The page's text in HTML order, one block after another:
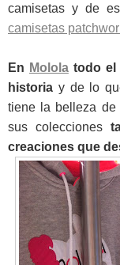
camisetas y de
camisetas
En Mololatodo el
historia y de lo
tiene la belleza de
sus colecciones
creaciones que